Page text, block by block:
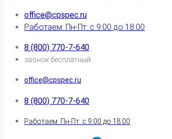
office@cpspec.ru
Работаем: Пн-Пт: с 9:00 до 18:00
8 (800) 770-7-640
звонок бесплатный
office@cpspec.ru
8 (800) 770-7-640
Работаем: Пн-Пт: с 9:00 до 18:00